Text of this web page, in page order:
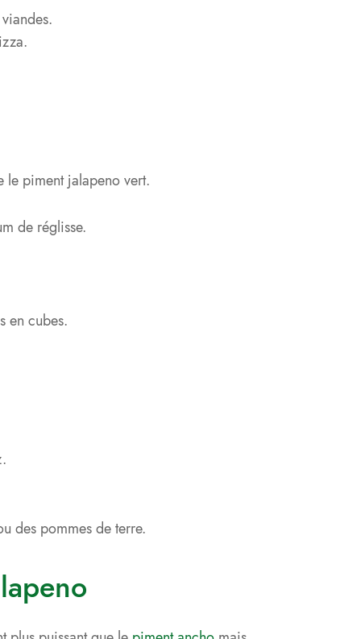
le piment jalapeno vert.
de réglisse.
en cubes.
des pommes de terre.